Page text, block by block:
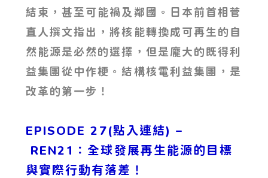
結束，甚至可能禍及鄰國。日本前首相菅
直人撰文指出，將核能轉換成可再生的自
然能源是必然的選擇，但是龐大的既得利
益集團從中作梗。結構核電利益集團，是
改革的第一步！
EPISODE 27(點入連結) –
REN21：全球發展再生能源的目標
與實際行動有落差！